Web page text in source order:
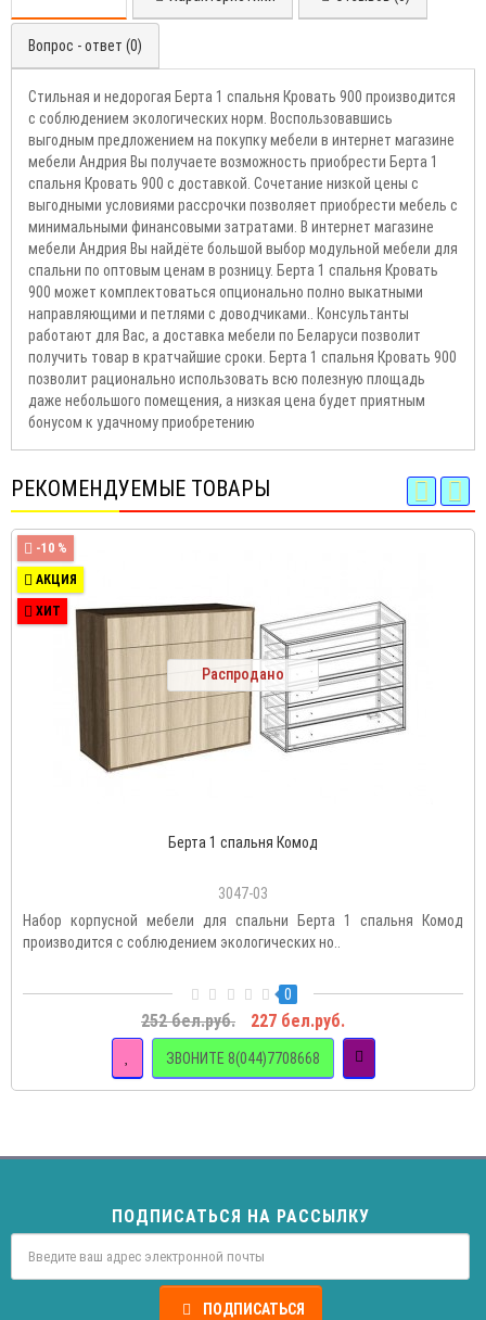
Вопрос - ответ (0)
Стильная и недорогая Берта 1 спальня Кровать 900 производится
с соблюдением экологических норм. Воспользовавшись
выгодным предложением на покупку мебели в интернет магазине
мебели Андрия Вы получаете возможность приобрести Берта 1
спальня Кровать 900 с доставкой. Сочетание низкой цены с
выгодными условиями рассрочки позволяет приобрести мебель с
минимальными финансовыми затратами. В интернет магазине
мебели Андрия Вы найдёте большой выбор модульной мебели для
спальни по оптовым ценам в розницу. Берта 1 спальня Кровать
900 может комплектоваться опционально полно выкатными
направляющими и петлями с доводчиками.. Консультанты
работают для Вас, а доставка мебели по Беларуси позволит
получить товар в кратчайшие сроки. Берта 1 спальня Кровать 900
позволит рационально использовать всю полезную площадь
даже небольшого помещения, а низкая цена будет приятным
бонусом к удачному приобретению
РЕКОМЕНДУЕМЫЕ ТОВАРЫ
-10 %
АКЦИЯ
ХИТ
Распродано
Берта 1 спальня Комод
3047-03
Набор корпусной мебели для спальни Берта 1 спальня Комод
производится с соблюдением экологических но..
0
252 бел.руб. 227 бел.руб.
ЗВОНИТЕ 8(044)7708668
ПОДПИСАТЬСЯ НА РАССЫЛКУ
ПОДПИСАТЬСЯ